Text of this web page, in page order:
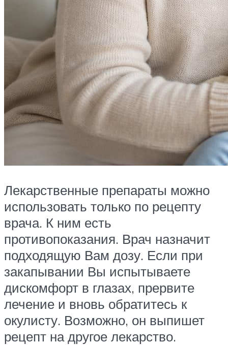
Лекарственные препараты можно
использовать только по рецепту
врача. К ним есть
противопоказания. Врач назначит
подходящую Вам дозу. Если при
закапывании Вы испытываете
дискомфорт в глазах, прервите
лечение и вновь обратитесь к
окулисту. Возможно, он выпишет
рецепт на другое лекарство.